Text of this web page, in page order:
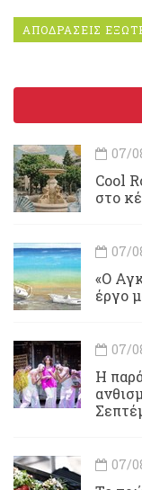
ΑΠΟΔΡΑΣΕΙΣ
07/
Cool
στο
07/
«Ο
έργο
07/
Η
07/